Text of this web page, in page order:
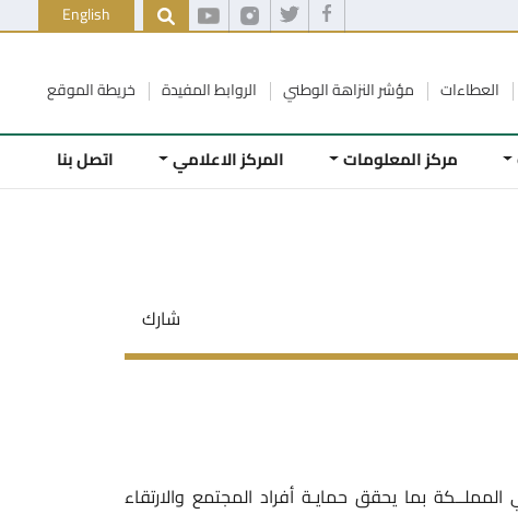
English
العطاءات مؤشر النزاهة الوطني الروابط المفيدة خريطة الموقع
مركز المعلومات المركز الاعلامي اتصل بنا
شارك
بما يحقق حمايـة أفراد المجتمع والارتقاء